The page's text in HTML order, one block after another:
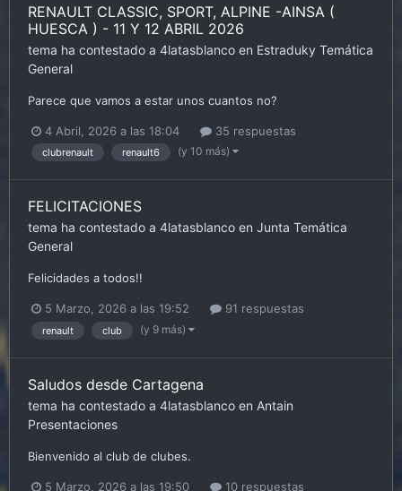
RENAULT CLASSIC, SPORT, ALPINE -AINSA (
HUESCA ) - 11 Y 12 ABRIL 2026
tema ha contestado a 4latasblanco en Estraduky Temática
General
Parece que vamos a estar unos cuantos no?
4 Abril, 2026 a las 18:04 35 respuestas
clubrenault renault6 (y 10 más)
FELICITACIONES
tema ha contestado a 4latasblanco en Junta Temática
General
Felicidades a todos!!
5 Marzo, 2026 a las 19:52 91 respuestas
renault club (y 9 más)
Saludos desde Cartagena
tema ha contestado a 4latasblanco en Antain
Presentaciones
Bienvenido al club de clubes.
5 Marzo, 2026 a las 19:50 10 respuestas